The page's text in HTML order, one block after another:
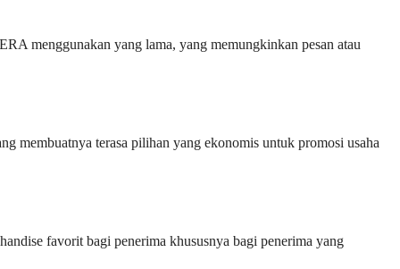
menggunakan yang lama, yang memungkinkan pesan atau
membuatnya terasa pilihan yang ekonomis untuk promosi usaha
favorit bagi penerima khususnya bagi penerima yang